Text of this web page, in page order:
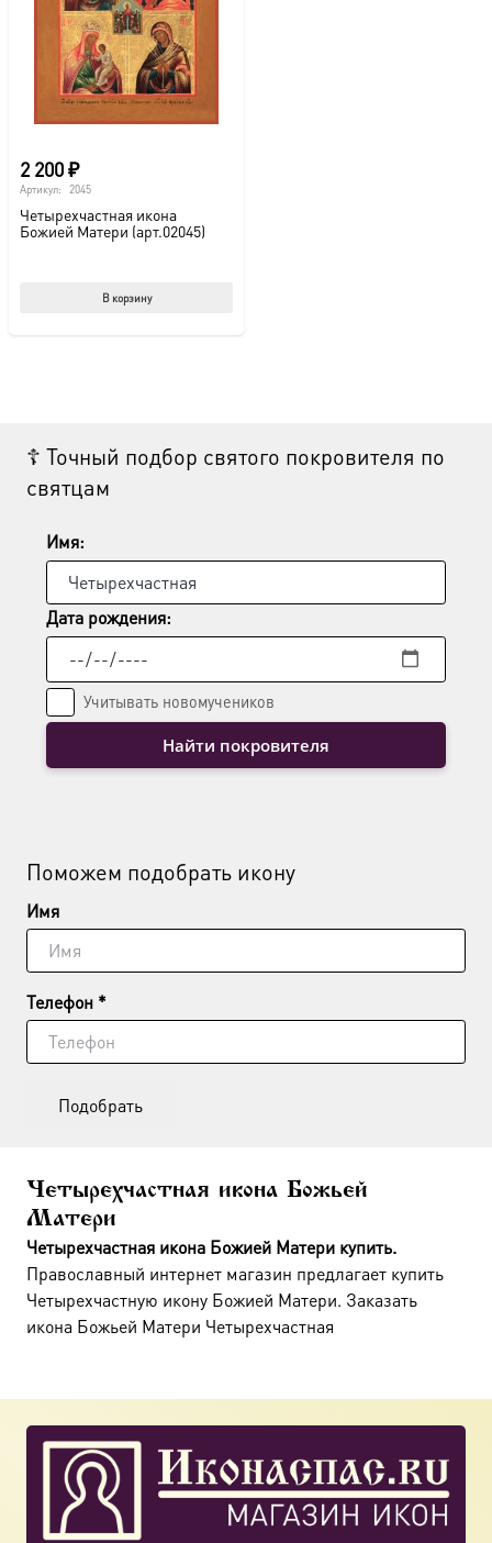
2 200₽
Артикул: 2045
Четырехчастная икона
Божией Матери (арт.02045)
В корзину
☦ Точный подбор святого покровителя по
святцам
Имя:
Дата рождения:
Учитывать новомучеников
Найти покровителя
Поможем подобрать икону
Имя
Телефон *
Подобрать
Четырехчастная икона Божьей
Матери
Четырехчастная икона Божией Матери купить.
Православный интернет магазин предлагает купить
Четырехчастную икону Божией Матери. Заказать
икона Божьей Матери Четырехчастная